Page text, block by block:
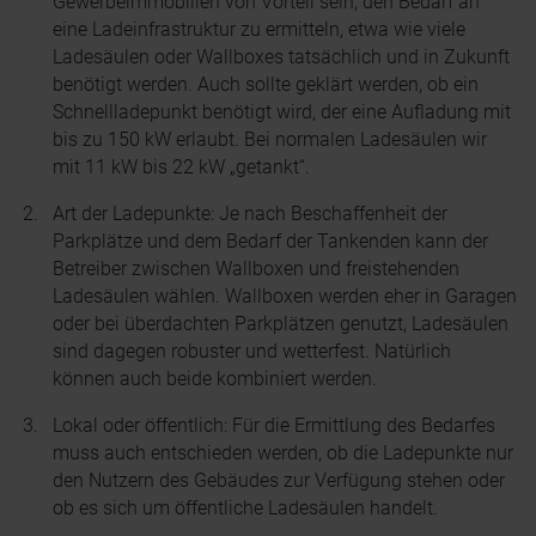
eine Ladeinfrastruktur zu ermitteln, etwa wie viele
Ladesäulen oder Wallboxes tatsächlich und in Zukunft
benötigt werden. Auch sollte geklärt werden, ob ein
Schnellladepunkt benötigt wird, der eine Aufladung mit
bis zu 150 kW erlaubt. Bei normalen Ladesäulen wir
mit 11 kW bis 22 kW „getankt“.
Art der Ladepunkte: Je nach Beschaffenheit der
Parkplätze und dem Bedarf der Tankenden kann der
Betreiber zwischen Wallboxen und freistehenden
Ladesäulen wählen. Wallboxen werden eher in Garagen
oder bei überdachten Parkplätzen genutzt, Ladesäulen
sind dagegen robuster und wetterfest. Natürlich
können auch beide kombiniert werden.
Lokal oder öffentlich: Für die Ermittlung des Bedarfes
muss auch entschieden werden, ob die Ladepunkte nur
den Nutzern des Gebäudes zur Verfügung stehen oder
ob es sich um öffentliche Ladesäulen handelt.